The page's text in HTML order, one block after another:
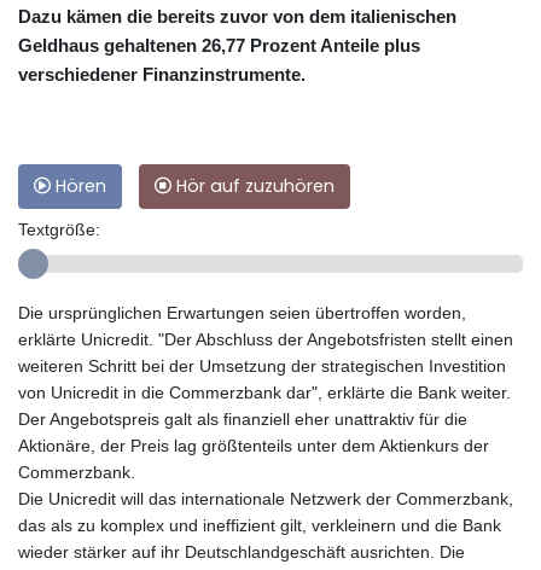
Dazu kämen die bereits zuvor von dem italienischen
Geldhaus gehaltenen 26,77 Prozent Anteile plus
verschiedener Finanzinstrumente.
Hören Hör auf zuzuhören
Textgröße:
Die ursprünglichen Erwartungen seien übertroffen worden,
erklärte Unicredit. "Der Abschluss der Angebotsfristen stellt einen
weiteren Schritt bei der Umsetzung der strategischen Investition
von Unicredit in die Commerzbank dar", erklärte die Bank weiter.
Der Angebotspreis galt als finanziell eher unattraktiv für die
Aktionäre, der Preis lag größtenteils unter dem Aktienkurs der
Commerzbank.
Die Unicredit will das internationale Netzwerk der Commerzbank,
das als zu komplex und ineffizient gilt, verkleinern und die Bank
wieder stärker auf ihr Deutschlandgeschäft ausrichten. Die